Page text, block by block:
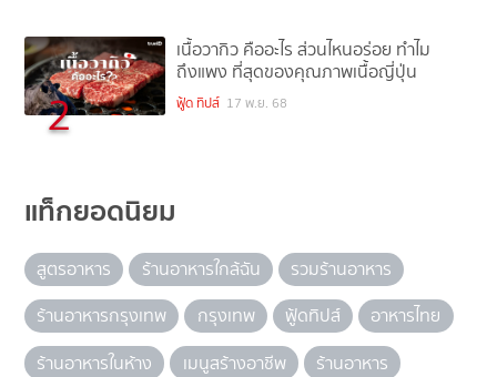
2
เนื้อวากิว คืออะไร ส่วนไหนอร่อย ทำไม
ถึงแพง ที่สุดของคุณภาพเนื้อญี่ปุ่น
ฟู้ด ทิปส์ 17 พ.ย. 68
แท็กยอดนิยม
สูตรอาหาร ร้านอาหารใกล้ฉัน
รวมร้านอาหาร
ร้านอาหารกรุงเทพ
กรุงเทพ ฟู้ดทิปส์
อาหารไทย
ร้านอาหารในห้าง
เมนูสร้างอาชีพ ร้านอาหาร